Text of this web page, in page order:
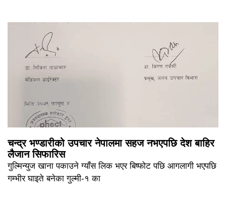
चन्द्र भण्डारीको उपचार नेपालमा सहज नभएपछि देश बाहिर
लैजान सिफारिस
गुल्मिन्युज खाना पकाउने ग्याँस लिक भएर बिष्फोट पछि आगलागी भएपछि
गम्भीर घाइते बनेका गुल्मी-१ का